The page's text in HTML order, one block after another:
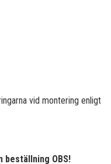
vid montering enligt
beställning OBS!